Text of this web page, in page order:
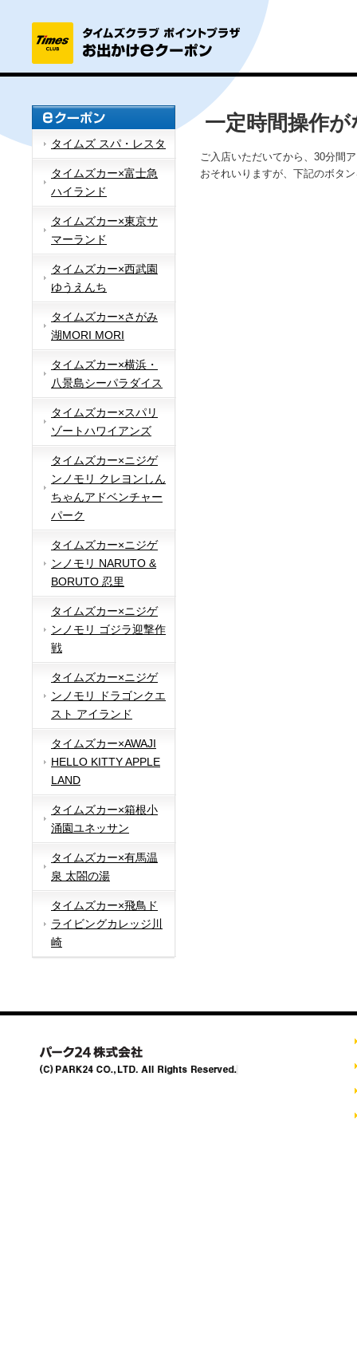
タイムズ スパ・レスタ
タイムズカー×富士急
ハイランド
タイムズカー×東京サ
マーランド
タイムズカー×西武園
ゆうえんち
タイムズカー×さがみ
湖MORI MORI
タイムズカー×横浜・
八景島シーパラダイス
タイムズカー×スパリ
ゾートハワイアンズ
タイムズカー×ニジゲ
ンノモリ クレヨンしん
ちゃんアドベンチャー
パーク
タイムズカー×ニジゲ
ンノモリ NARUTO &
BORUTO 忍里
タイムズカー×ニジゲ
ンノモリ ゴジラ迎撃作
戦
タイムズカー×ニジゲ
ンノモリ ドラゴンクエ
スト アイランド
タイムズカー×AWAJI
HELLO KITTY APPLE
LAND
タイムズカー×箱根小
涌園ユネッサン
タイムズカー×有馬温
泉 太閤の湯
タイムズカー×飛鳥ド
ライビングカレッジ川
崎
一定時間操作
ご入店いただいてから、30分間
おそれいりますが、下記のボタ